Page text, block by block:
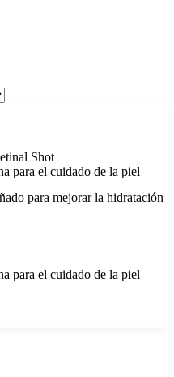
para el cuidado de la piel
para mejorar la hidratación
para el cuidado de la piel